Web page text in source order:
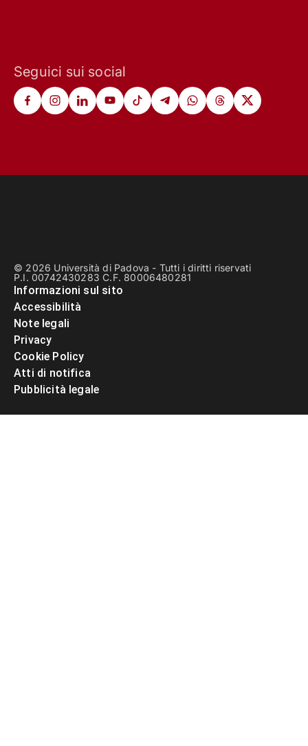
Seguici sui social
© 2026 Università di Padova - Tutti i diritti riservati
P.I. 00742430283 C.F. 80006480281
Informazioni sul sito
Accessibilità
Note legali
Privacy
Cookie Policy
Atti di notifica
Pubblicità legale